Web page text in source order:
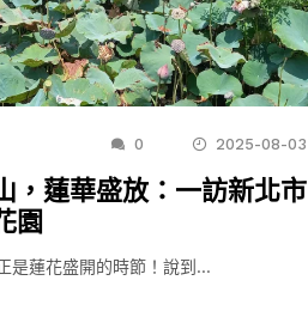
0 2025-08-03
，蓮華盛放：一訪新北市
園
是蓮花盛開的時節！說到…